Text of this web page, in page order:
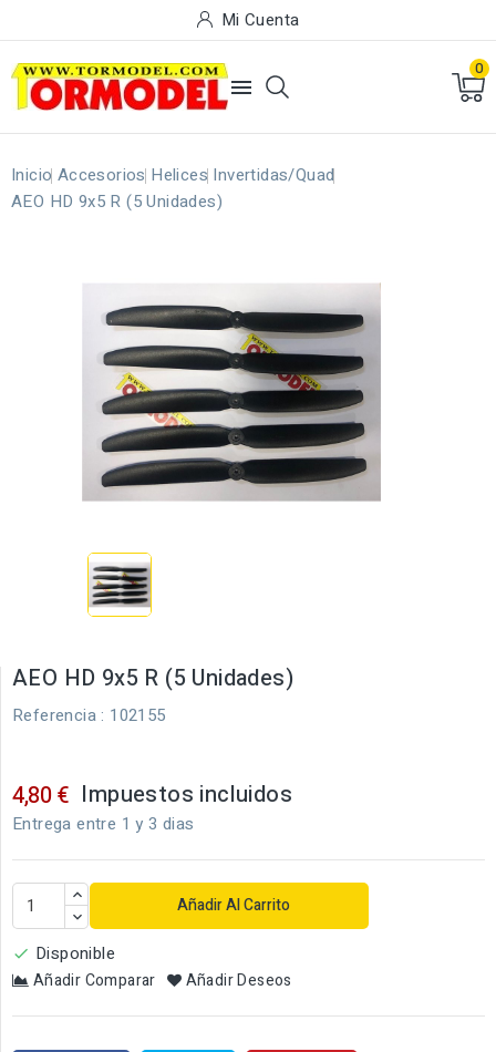
Mi Cuenta

0
Inicio Accesorios Helices Invertidas/Quad
AEO HD 9x5 R (5 Unidades)
AEO HD 9x5 R (5 Unidades)
Referencia : 102155
4,80 € Impuestos incluidos
Entrega entre 1 y 3 dias
Añadir Al Carrito
 Disponible
Añadir Comparar Añadir Deseos